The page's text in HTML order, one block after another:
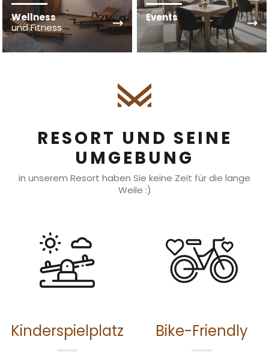
Wellness
und Fitness
Events
RESORT UND SEINE
UMGEBUNG
in unserem Resort haben Sie keine Zeit für die lange
Weile :)
Kinderspielplatz Bike-Friendly